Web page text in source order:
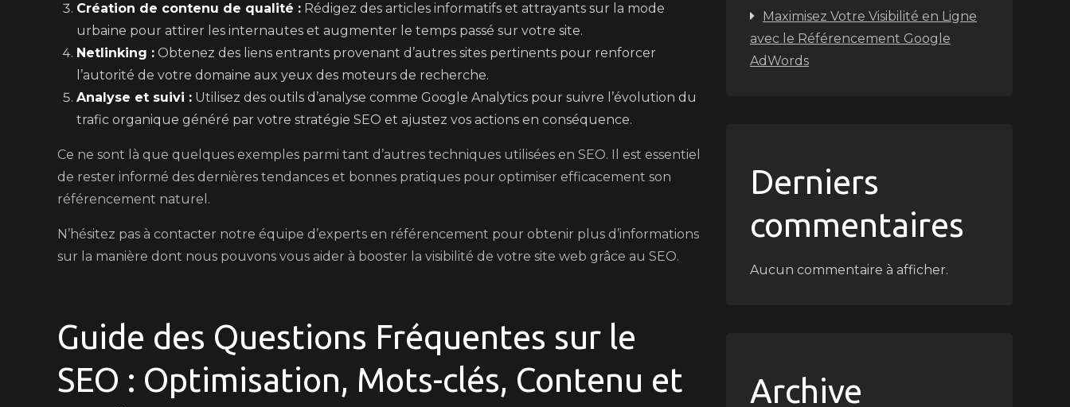
Création de contenu de qualité : Rédigez des articles informatifs et attrayants sur la mode
urbaine pour attirer les internautes et augmenter le temps passé sur votre site.
Netlinking : Obtenez des liens entrants provenant d’autres sites pertinents pour renforcer
l’autorité de votre domaine aux yeux des moteurs de recherche.
Analyse et suivi : Utilisez des outils d’analyse comme Google Analytics pour suivre l’évolution du
trafic organique généré par votre stratégie SEO et ajustez vos actions en conséquence.
Ce ne sont là que quelques exemples parmi tant d’autres techniques utilisées en SEO. Il est essentiel
de rester informé des dernières tendances et bonnes pratiques pour optimiser efficacement son
référencement naturel.
N’hésitez pas à contacter notre équipe d’experts en référencement pour obtenir plus d’informations
sur la manière dont nous pouvons vous aider à booster la visibilité de votre site web grâce au SEO.
Guide des Questions Fréquentes sur le
SEO : Optimisation, Mots-clés, Contenu et
Maximisez Votre Visibilité en Ligne
avec le Référencement Google
AdWords
Derniers
commentaires
Aucun commentaire à afficher.
Archive